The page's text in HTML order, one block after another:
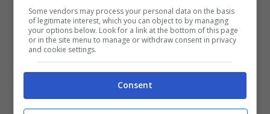
Some vendors may process your personal data on the basis
of legitimate interest, which you can object to by managing
your options below. Look for a link at the bottom of this page
or in the site menu to manage or withdraw consent in privacy
and cookie settings.
Consent